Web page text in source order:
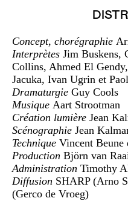
Concept, chorégraphie
Interprètes Jim Buskens,
Collins, Ahmed El
Jacuka, Ivan Ugrin et
Dramaturgie Guy Cools
Musique Aart Strootman
Création lumière Jean
Scénographie Jean
Technique Vincent Beune
Production Björn van
Administration Timothy
Diffusion SHARP (Arno
(Gerco de Vroeg)